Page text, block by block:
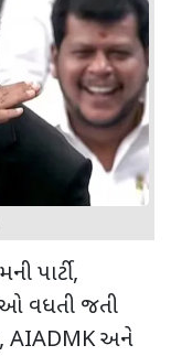
પાર્ટી,
વધતી જતી
AIADMKઅને